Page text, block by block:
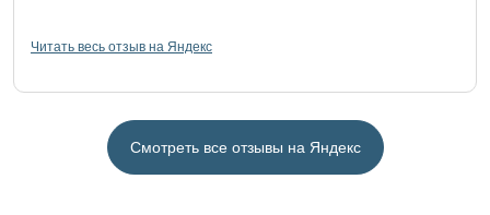
Читать весь отзыв на Яндекс
Смотреть все отзывы на Яндекс